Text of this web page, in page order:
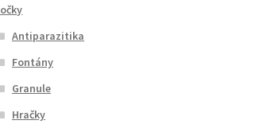
Antiparazitika
Fontány
Granule
Hračky